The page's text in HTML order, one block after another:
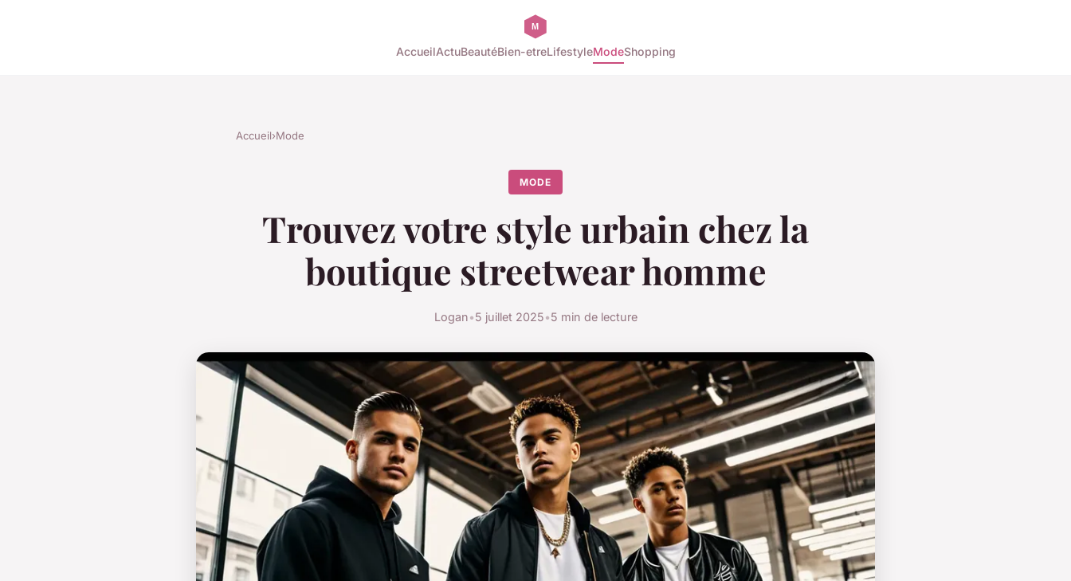
AccueilActuBeautéBien-etreLifestyleModeShopping
Accueil›Mode
MODE
Trouvez votre style urbain chez la
boutique streetwear homme
Logan•5 juillet 2025•5 min de lecture